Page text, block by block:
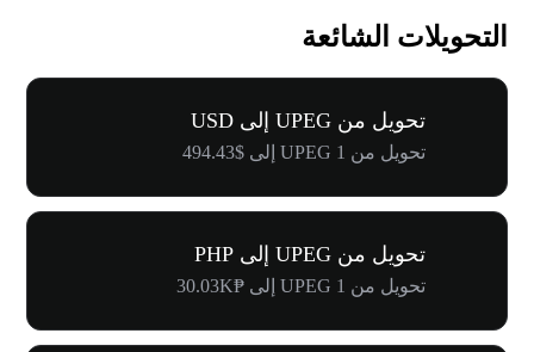
التحويلات الشائعة
تحويل من UPEG إلى USD
تحويل من 1 UPEG إلى $494.43
تحويل من UPEG إلى PHP
تحويل من 1 UPEG إلى ₱30.03K